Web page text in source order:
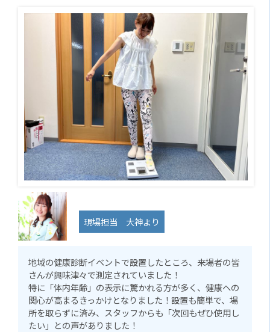
現場担当 大神より
地域の健康診断イベントで設置したところ、来場者の皆
さんが興味津々で測定されていました！
特に「体内年齢」の表示に驚かれる方が多く、健康への
関心が高まるきっかけとなりました！設置も簡単で、場
所を取らずに済み、スタッフからも「次回もぜひ使用し
たい」との声がありました！